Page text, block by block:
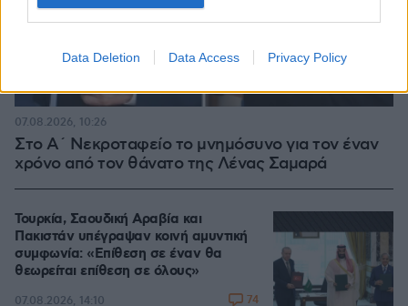
Data Deletion Data Access Privacy Policy
Στο Α΄ Νεκροταφείο το μνημόσυνο για τον έναν
χρόνο από τον θάνατο της Λένας Σαμαρά
07.08.2026, 10:26
Τουρκία, Σαουδική Αραβία και
Πακιστάν υπέγραψαν κοινή αμυντική
συμφωνία: «Επίθεση σε έναν θα
θεωρείται επίθεση σε όλους»
07.08.2026, 14:10 74